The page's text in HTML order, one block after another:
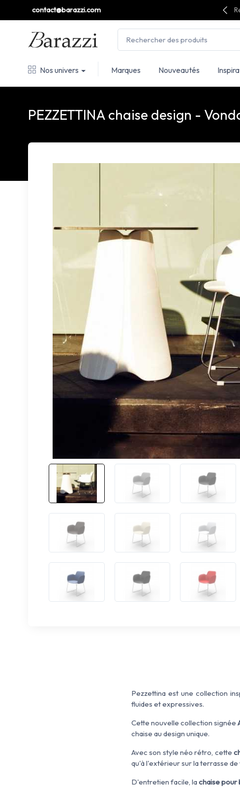
contact@barazzi.com
Nos univers Marques Nouveautés
PEZZETTINA chaise design -
Pezzettina est une collection
fluides et expressives.
Cette nouvelle collection signée
chaise au design unique.
Avec son style néo rétro, cette
qu'à l'extérieur sur la terrasse
D'entretien facile, lachaise pour